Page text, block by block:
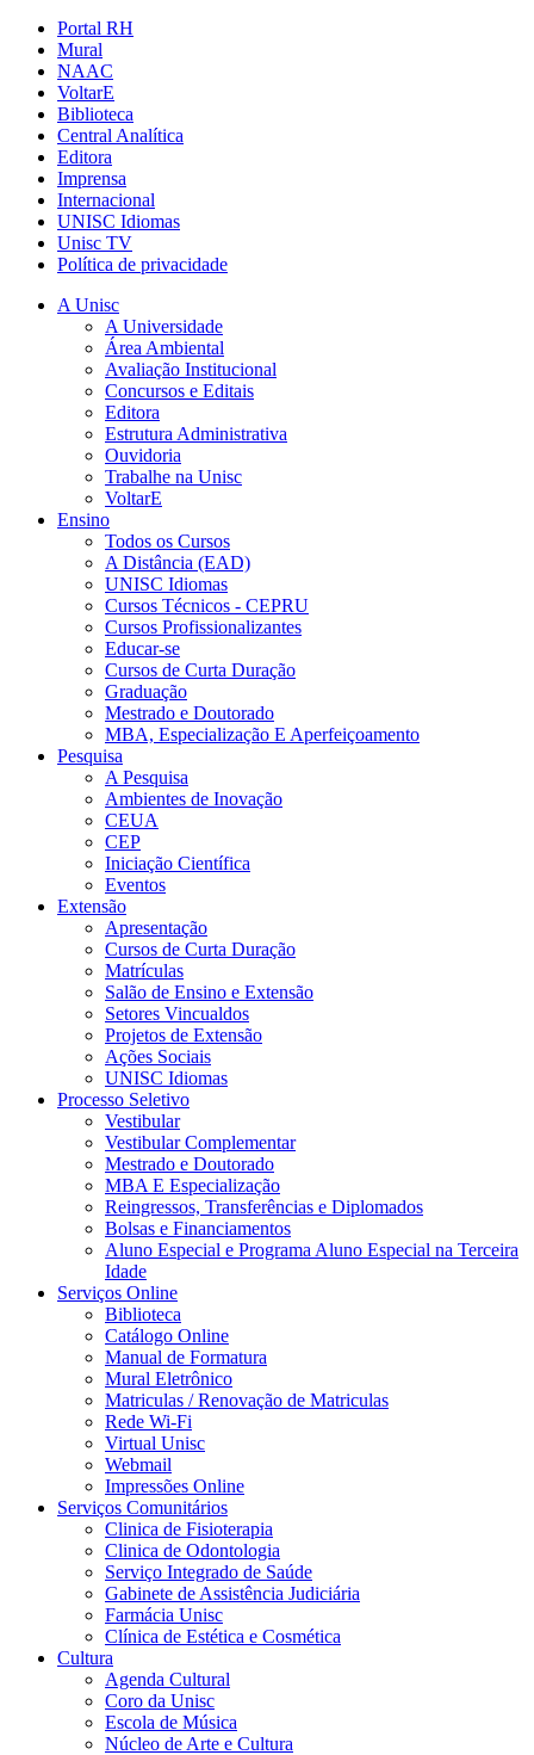
Portal RH
Mural
NAAC
VoltarE
Biblioteca
Central Analítica
Editora
Imprensa
Internacional
UNISC Idiomas
Unisc TV
Política de privacidade
A Unisc
A Universidade
Área Ambiental
Avaliação Institucional
Concursos e Editais
Editora
Estrutura Administrativa
Ouvidoria
Trabalhe na Unisc
VoltarE
Ensino
Todos os Cursos
A Distância (EAD)
UNISC Idiomas
Cursos Técnicos - CEPRU
Cursos Profissionalizantes
Educar-se
Cursos de Curta Duração
Graduação
Mestrado e Doutorado
MBA, Especialização E Aperfeiçoamento
Pesquisa
A Pesquisa
Ambientes de Inovação
CEUA
CEP
Iniciação Científica
Eventos
Extensão
Apresentação
Cursos de Curta Duração
Matrículas
Salão de Ensino e Extensão
Setores Vincualdos
Projetos de Extensão
Ações Sociais
UNISC Idiomas
Processo Seletivo
Vestibular
Vestibular Complementar
Mestrado e Doutorado
MBA E Especialização
Reingressos, Transferências e Diplomados
Bolsas e Financiamentos
Aluno Especial e Programa Aluno Especial na Terceira
Idade
Serviços Online
Biblioteca
Catálogo Online
Manual de Formatura
Mural Eletrônico
Matriculas / Renovação de Matriculas
Rede Wi-Fi
Virtual Unisc
Webmail
Impressões Online
Serviços Comunitários
Clinica de Fisioterapia
Clinica de Odontologia
Serviço Integrado de Saúde
Gabinete de Assistência Judiciária
Farmácia Unisc
Clínica de Estética e Cosmética
Cultura
Agenda Cultural
Coro da Unisc
Escola de Música
Núcleo de Arte e Cultura